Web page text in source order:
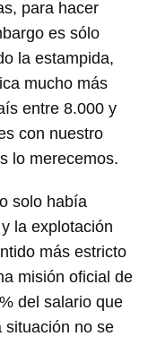
para hacer
es sólo
la estampida,
mucho más
entre 8.000 y
con nuestro
lo merecemos.
solo había
la explotación
más estricto
misión oficial de
del salario que
situación no se